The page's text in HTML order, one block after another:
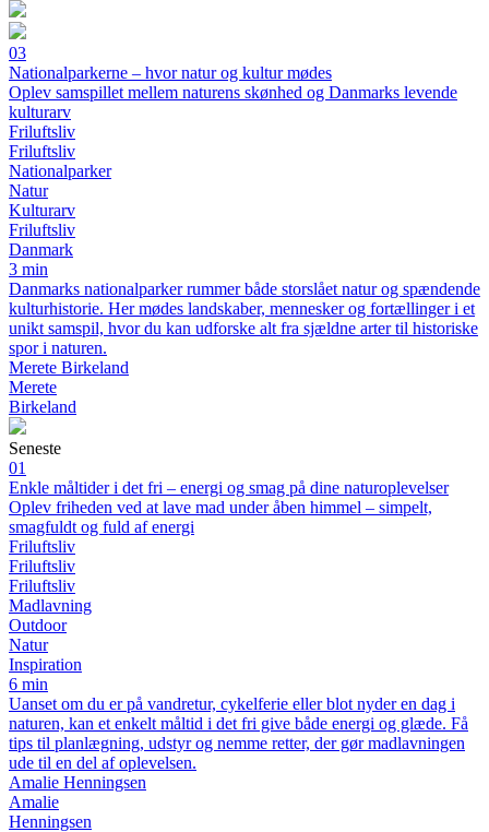
03
Nationalparkerne – hvor natur og kultur mødes
Oplev samspillet mellem naturens skønhed og Danmarks levende
kulturarv
Friluftsliv
Friluftsliv
Nationalparker
Natur
Kulturarv
Friluftsliv
Danmark
3 min
Danmarks nationalparker rummer både storslået natur og spændende
kulturhistorie. Her mødes landskaber, mennesker og fortællinger i et
unikt samspil, hvor du kan udforske alt fra sjældne arter til historiske
spor i naturen.
Merete Birkeland
Merete
Birkeland
Seneste
01
Enkle måltider i det fri – energi og smag på dine naturoplevelser
Oplev friheden ved at lave mad under åben himmel – simpelt,
smagfuldt og fuld af energi
Friluftsliv
Friluftsliv
Friluftsliv
Madlavning
Outdoor
Natur
Inspiration
6 min
Uanset om du er på vandretur, cykelferie eller blot nyder en dag i
naturen, kan et enkelt måltid i det fri give både energi og glæde. Få
tips til planlægning, udstyr og nemme retter, der gør madlavningen
ude til en del af oplevelsen.
Amalie Henningsen
Amalie
Henningsen